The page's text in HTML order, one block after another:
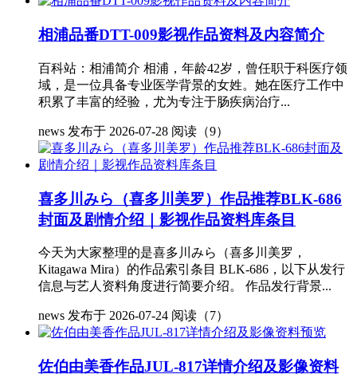
相浦品番DTT-009影视作品资料及内容简介
百科站：相浦简介 相浦，年龄42岁，曾任职于科医疗领
域，是一位具备专业医学背景的女姓。她在医疗工作中
积累了丰富的经验，尤为专注于肠疾病治疗...
news 发布于 2026-07-28 阅读（9）
喜多川みら（喜多川美罗）作品推荐BLK-686
封面及剧情介绍｜影视作品资料库条目
今天为大家整理的是喜多川みら（喜多川美罗，
Kitagawa Mira）的作品索引条目 BLK-686，以下从发行
信息与艺人资料角度进行简要介绍。 作品发行背景...
news 发布于 2026-07-24 阅读（7）
佐伯由美香作品JUL-817详情介绍及影像资料